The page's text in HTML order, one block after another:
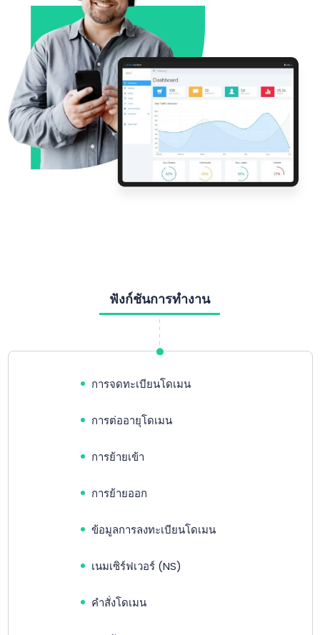
ฟังก์ชันการทำงาน
การจดทะเบียนโดเมน
การต่ออายุโดเมน
การย้ายเข้า
การย้ายออก
ข้อมูลการลงทะเบียนโดเมน
เนมเซิร์ฟเวอร์ (NS)
คำสั่งโดเมน